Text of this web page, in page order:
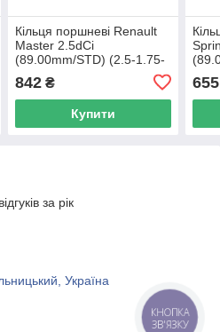
Кільця поршневі Renault
Master 2.5dCi
(89.00mm/STD) (2.5-1.75-
120 038 0052 00 UA62
842₴
Купити
655
за рік
Україна
КНОПКА
ЗВ'ЯЗКУ